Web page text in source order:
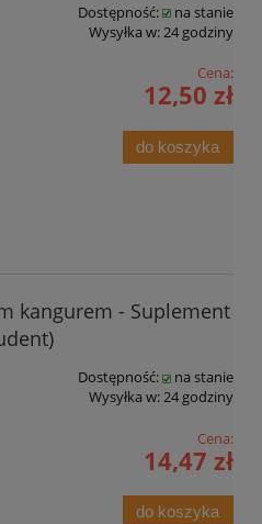
Dostępność:
na stanie
Wysyłka w: 24 godziny
Cena:
12,50 zł
do koszyka
kangurem - Suplement
Dostępność:
na stanie
Wysyłka w:24 godziny
Cena:
14,47 zł
do koszyka